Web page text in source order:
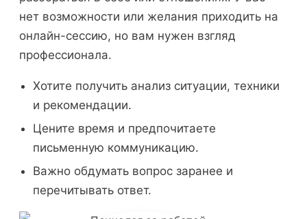
нет возможности или желания приходить на
онлайн-сессию, но вам нужен взгляд
профессионала.
Хотите получить анализ ситуации, техники
и рекомендации.
Цените время и предпочитаете
письменную коммуникацию.
Важно обдумать вопрос заранее и
перечитывать ответ.